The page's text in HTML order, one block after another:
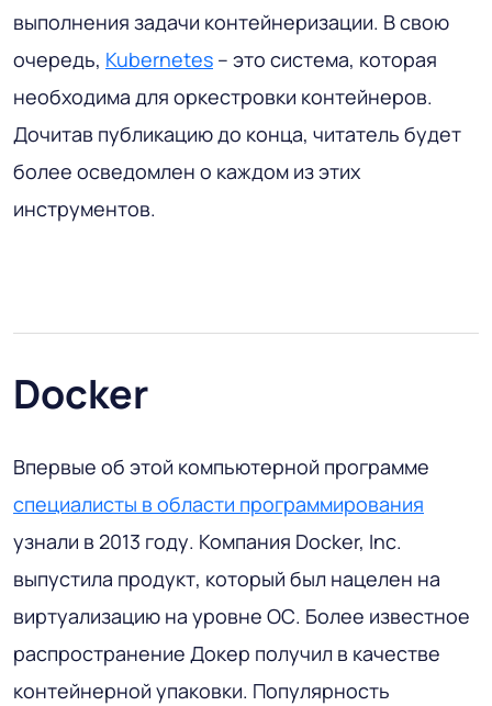
выполнения задачи контейнеризации. В свою
очередь, Kubernetes – это система, которая
необходима для оркестровки контейнеров.
Дочитав публикацию до конца, читатель будет
более осведомлен о каждом из этих
инструментов.
Docker
Впервые об этой компьютерной программе
специалисты в области программирования
узнали в 2013 году. Компания Docker, Inc.
выпустила продукт, который был нацелен на
виртуализацию на уровне ОС. Более известное
распространение Докер получил в качестве
контейнерной упаковки. Популярность